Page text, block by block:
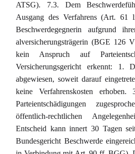
ATSG). 7.3. Dem
Ausgang des Verfahrens (Art.
Beschwerdegegnerin aufgrund
alversicherungsträgerin (BGE
kein Anspruch auf
Versicherungsgericht erkennt: 1.
abgewiesen, soweit darauf
keine Verfahrenskosten
Parteientschädigungen
öffentlich-rechtlichen
Entscheid kann innert 30 Tagen
Bundesgericht Beschwerde